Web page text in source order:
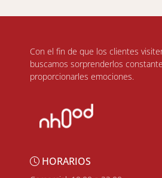
Con el fin de que los clientes
buscamos sorprenderlos
proporcionarles emociones.
HORARIOS